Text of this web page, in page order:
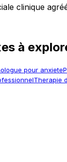
clinique
à
pour anxiete
Therapie